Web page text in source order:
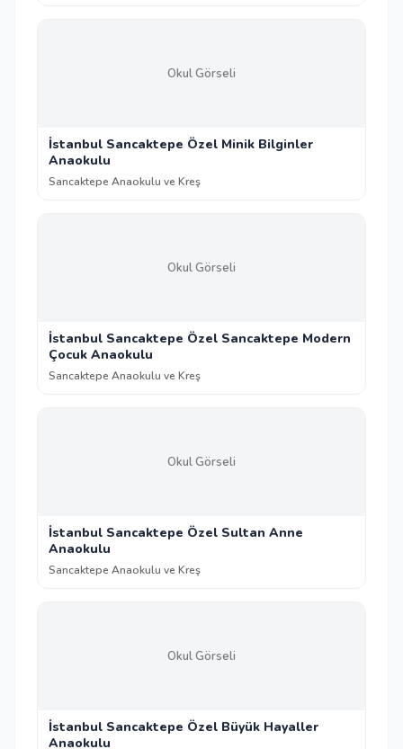
Okul Görseli
İstanbul Sancaktepe Özel Minik Bilginler
Anaokulu
Sancaktepe Anaokulu ve Kreş
Okul Görseli
İstanbul Sancaktepe Özel Sancaktepe Modern
Çocuk Anaokulu
Sancaktepe Anaokulu ve Kreş
Okul Görseli
İstanbul Sancaktepe Özel Sultan Anne
Anaokulu
Sancaktepe Anaokulu ve Kreş
Okul Görseli
İstanbul Sancaktepe Özel Büyük Hayaller
Anaokulu